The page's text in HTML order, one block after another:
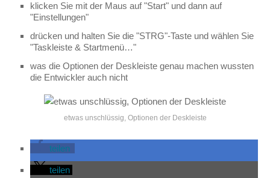
klicken Sie mit der Maus auf "Start" und dann auf
"Einstellungen"
drücken und halten Sie die "STRG"-Taste und wählen Sie
"Taskleiste & Startmenü…"
was die Optionen der Deskleiste genau machen wussten
die Entwickler auch nicht
etwas unschlüssig, Optionen der Deskleiste
teilen
teilen